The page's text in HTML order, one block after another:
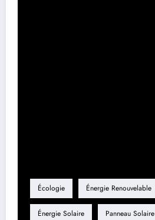
Écologie Énergie Renouvelable
Énergie Solaire Panneau Solaire